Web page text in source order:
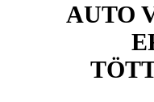
AUTO